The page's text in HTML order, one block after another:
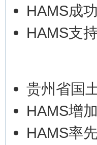
HAMS成
HAMS支
贵州省国
HAMS增
HAMS率